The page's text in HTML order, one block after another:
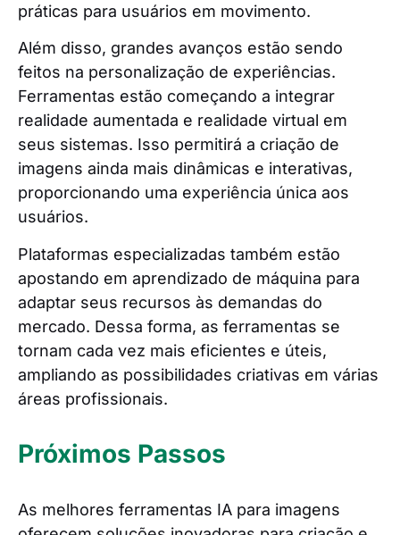
práticas para usuários em movimento.
Além disso, grandes avanços estão sendo
feitos na personalização de experiências.
Ferramentas estão começando a integrar
realidade aumentada e realidade virtual em
seus sistemas. Isso permitirá a criação de
imagens ainda mais dinâmicas e interativas,
proporcionando uma experiência única aos
usuários.
Plataformas especializadas também estão
apostando em aprendizado de máquina para
adaptar seus recursos às demandas do
mercado. Dessa forma, as ferramentas se
tornam cada vez mais eficientes e úteis,
ampliando as possibilidades criativas em várias
áreas profissionais.
Próximos Passos
As melhores ferramentas IA para imagens